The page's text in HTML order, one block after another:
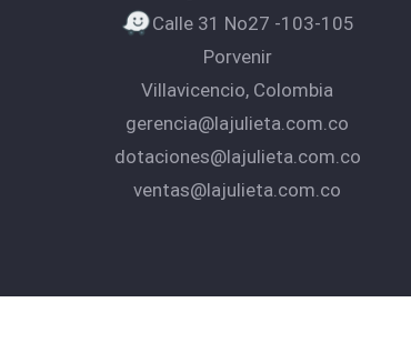
Calle 31 No27 -103-105
Porvenir
Villavicencio, Colombia
gerencia@lajulieta.com.co
dotaciones@lajulieta.com.co
ventas@lajulieta.com.co